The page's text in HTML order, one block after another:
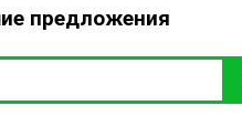
предложения